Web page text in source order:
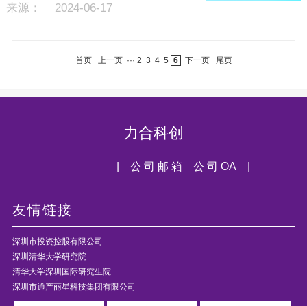
来源： 2024-06-17
首页 上一页 ··· 2 3 4 5 6 下一页 尾页
力合科创
公 司 OA |
| 公 司 邮 箱
友情链接
深圳市投资控股有限公司
深圳清华大学研究院
清华大学深圳国际研究生院
深圳市通产丽星科技集团有限公司